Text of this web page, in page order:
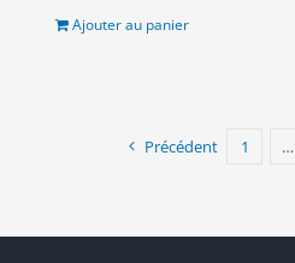
est :
Ajouter au panier
Précédent 1 …